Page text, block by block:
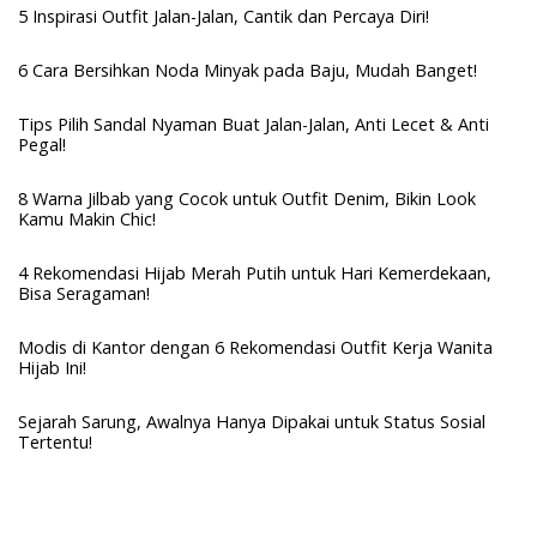
5 Inspirasi Outfit Jalan-Jalan, Cantik dan Percaya Diri!
6 Cara Bersihkan Noda Minyak pada Baju, Mudah Banget!
Tips Pilih Sandal Nyaman Buat Jalan-Jalan, Anti Lecet & Anti
Pegal!
8 Warna Jilbab yang Cocok untuk Outfit Denim, Bikin Look
Kamu Makin Chic!
4 Rekomendasi Hijab Merah Putih untuk Hari Kemerdekaan,
Bisa Seragaman!
Modis di Kantor dengan 6 Rekomendasi Outfit Kerja Wanita
Hijab Ini!
Sejarah Sarung, Awalnya Hanya Dipakai untuk Status Sosial
Tertentu!